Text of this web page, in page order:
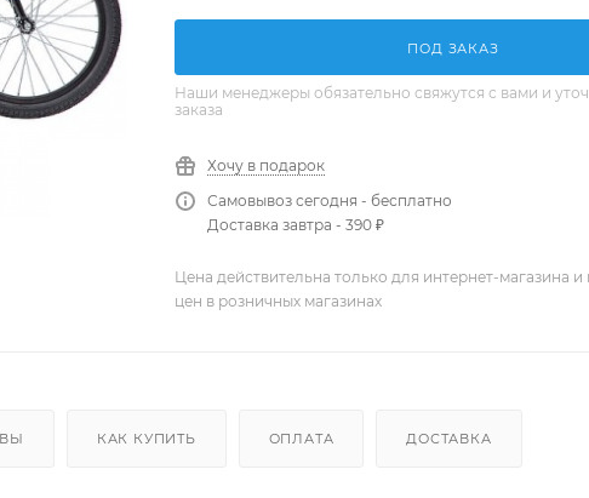
ПОД ЗАКАЗ
Наши менеджеры обязательно свяжутся с вами и
заказа
Хочу в подарок
Самовывоз сегодня - бесплатно
Доставка завтра - 390 ₽
Цена действительна только для интернет-магазина и
цен в розничных магазинах
КАК КУПИТЬ ОПЛАТА ДОСТАВКА